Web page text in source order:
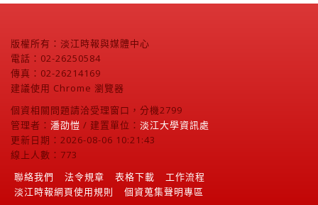
版權所有：淡江時報與媒體中心
電話：02-26250584
傳真：02-26214169
建議使用 Chrome 瀏覽器
個資相關問題請洽受理窗口，分機2799
管理者： 潘劭愷 / 建置單位： 淡江大學資訊處
更新日期：2026-08-06 10:21:43
線上人數：773
聯絡我們
法令規章 表格下載
工作流程
淡江時報網頁使用規則
個資蒐集聲明專區